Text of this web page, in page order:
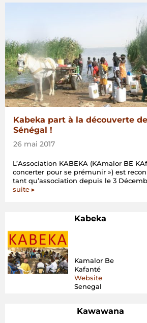
d’action
APAC
en
Afrique
de
l’ouest »
Kabeka part à la découverte
Sénégal !
26 mai 2017
L’Association KABEKA (KAmalor BE
concerter pour se prémunir ») est
tant qu’association depuis le 3
suite« Kabeka
des
APAC
au
Sénégal
! »
▸
Kabeka
Kamalor Be
Kafanté
Website
Senegal